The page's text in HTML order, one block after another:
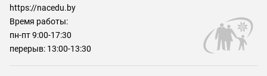
https://nacedu.by
Время работы:
пн-пт 9:00-17:30
перерыв: 13:00-13:30